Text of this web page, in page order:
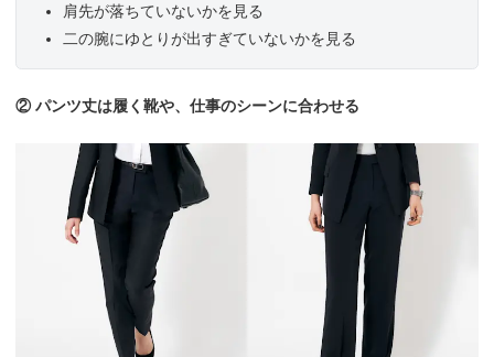
肩先が落ちていないかを見る
二の腕にゆとりが出すぎていないかを見る
② パンツ丈は履く靴や、仕事のシーンに合わせる